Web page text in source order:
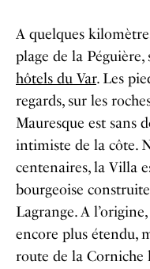
A quelques
plage de la Péguière,
hôtels du Var. Les
regards, sur les
Mauresque est sans
intimiste de la côte.
centenaires, la Villa
bourgeoise
Lagrange. A
encore plus étendu,
route de la Corniche